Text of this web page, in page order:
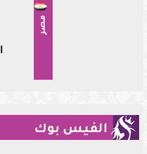
مصر
الفيس بوك